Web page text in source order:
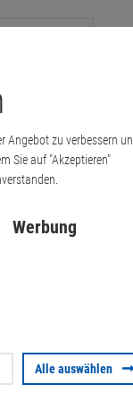
& HDTV
256GB
FullHD
10070203
Angebot zu verbessern
Sie auf "Akzeptieren"
Werbung
Alle auswählen